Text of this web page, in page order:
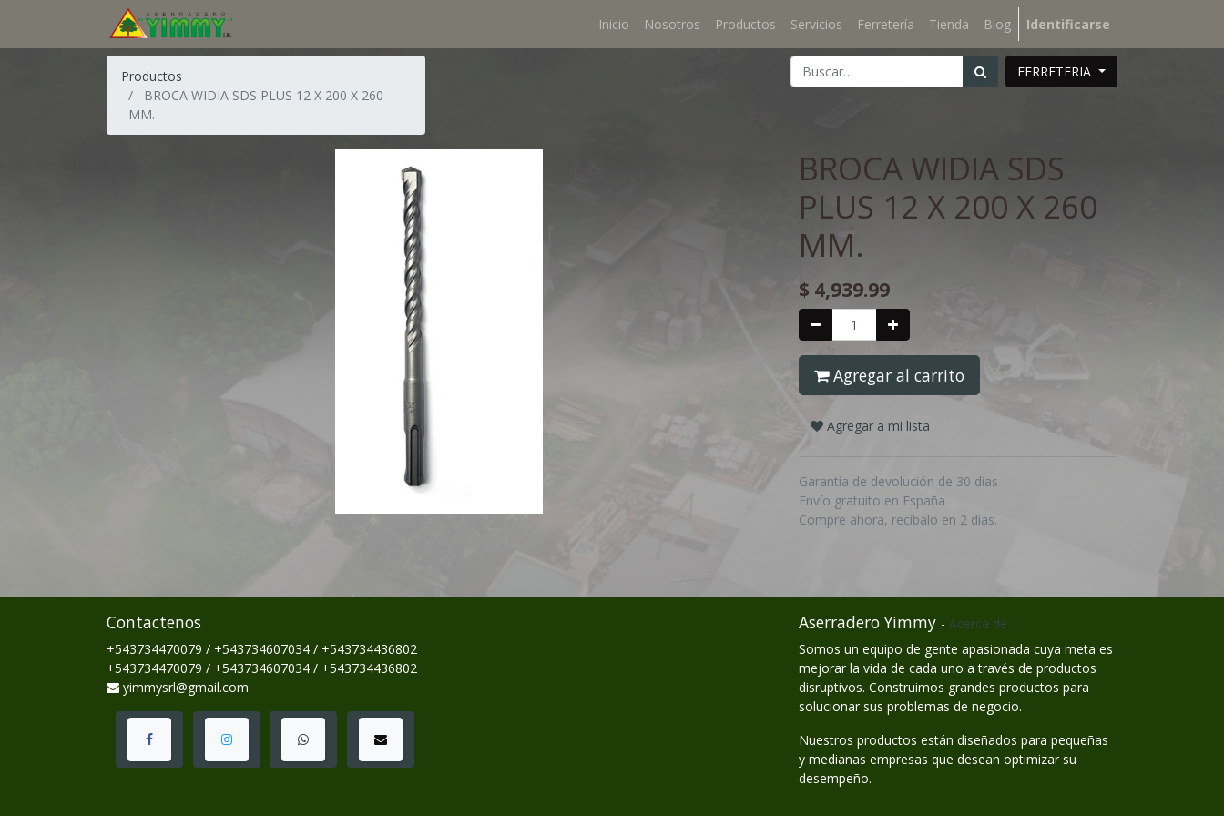
Inicio Nosotros Productos Servicios Ferretería Tienda Blog Identificarse
Productos
BROCA WIDIA SDS PLUS 12 X 200 X 260
MM.
FERRETERIA
BROCA WIDIA SDS
PLUS 12 X 200 X 260
MM.
$ 4,939.99
Agregar al carrito
Agregar a mi lista
Garantía de devolución de 30 días
Envío gratuito en España
Compre ahora, recíbalo en 2 días.
Contactenos
+543734470079 / +543734607034 / +543734436802
+543734470079 / +543734607034 / +543734436802
yimmysrl@gmail.com
Aserradero Yimmy - Acerca de
Somos un equipo de gente apasionada cuya meta es
mejorar la vida de cada uno a través de productos
disruptivos. Construimos grandes productos para
solucionar sus problemas de negocio.
Nuestros productos están diseñados para pequeñas
y medianas empresas que desean optimizar su
desempeño.